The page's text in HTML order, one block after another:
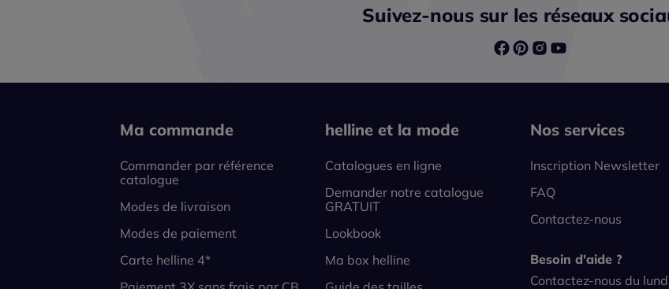
Suivez-nous sur les réseaux
Ma commande
Commander par référence
catalogue
Modes de livraison
Modes de paiement
Carte helline 4*
helline et la mode
Catalogues en ligne
Demander notre catalogue
GRATUIT
Lookbook
Ma box helline
Nos services
Inscription Newsletter
FAQ
Contactez-nous
Besoin d'aide ?
Contactez-nous du